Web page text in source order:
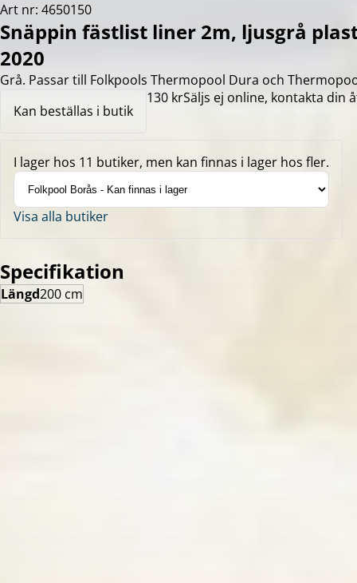
Art nr: 4650150
Snäppin fästlist liner 2m, ljusgrå
2020
Grå. Passar till Folkpools Thermopool Dura och
Kan beställas i butik
130 krSäljs ej online, kontakta din
I lager hos 11 butiker, men kan finnas i lager hos fler.
Visa alla butiker
Specifikation
Längd200 cm